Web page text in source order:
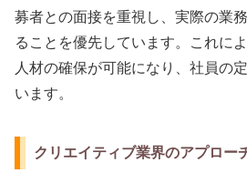
募者との面接を重視し、実際の業
ることを優先しています。これに
人材の確保が可能になり、社員の
います。
クリエイティブ業界のアプロー